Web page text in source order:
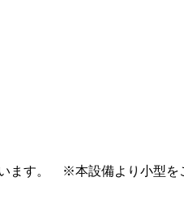
ます。 ※本設備より小型を